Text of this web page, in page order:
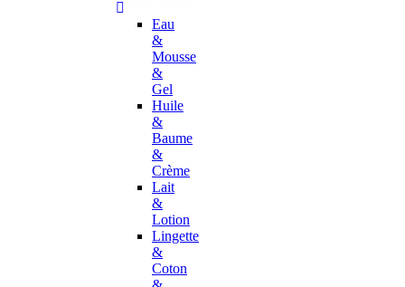
Eau
&
Mousse
&
Gel
Huile
&
Baume
&
Crème
Lait
&
Lotion
Lingette
&
Coton